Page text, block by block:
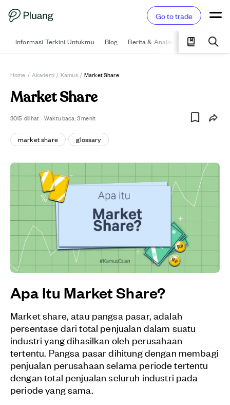
Go to trade
Informasi Terkini Untukmu Blog Berita & Analisis Pelajari
Home / Akademi / Kamus / Market Share
Market Share
3015 dilihat · Waktu baca:3menit
market share glossary
Apa Itu Market Share?
Market share, atau pangsa pasar, adalah
persentase dari total penjualan dalam suatu
industri yang dihasilkan oleh perusahaan
tertentu. Pangsa pasar dihitung dengan membagi
penjualan perusahaan selama periode tertentu
dengan total penjualan seluruh industri pada
periode yang sama.